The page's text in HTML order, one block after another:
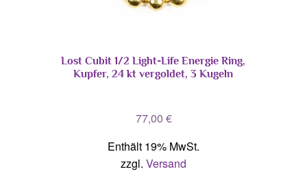
Lost Cubit 1/2 Light-Life Energie Ring,
Kupfer, 24 kt vergoldet, 3 Kugeln
77,00 €
Enthält 19% MwSt.
zzgl. Versand